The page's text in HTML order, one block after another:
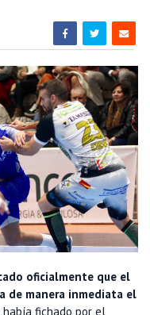
oficialmente que el
de manera inmediata el
había fichado por el